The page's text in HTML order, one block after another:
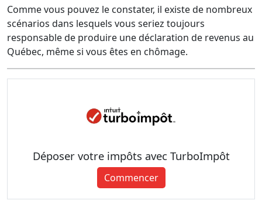
Comme vous pouvez le constater, il existe de nombreux
scénarios dans lesquels vous seriez toujours
responsable de produire une déclaration de revenus au
Québec, même si vous êtes en chômage.
Déposer votre impôts avec TurboImpôt
Commencer